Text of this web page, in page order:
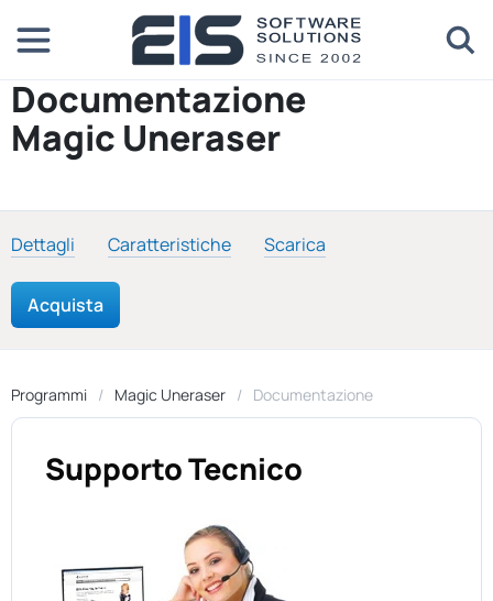
Documentazione
Magic Uneraser
Dettagli Caratteristiche Scarica
Acquista
Programmi Magic Uneraser Documentazione
Supporto Tecnico